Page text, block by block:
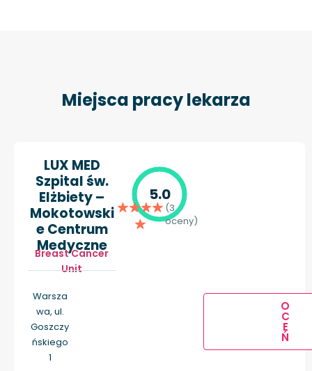
Miejsca pracy lekarza
LUX MED
Szpital św.
Elżbiety –
Mokotowski
e Centrum
Medyczne
Breast Cancer
Unit
Warsza
wa, ul.
Goszczy
ńskiego
1
5.0
(3
oceny)
O
C
E
Ń